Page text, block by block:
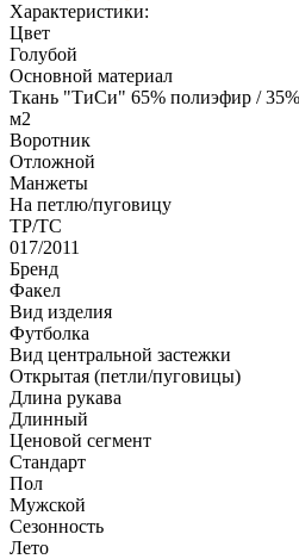
Характеристики:
Цвет
Голубой
Основной материал
Ткань "ТиСи" 65% полиэфир / 35%
м2
Воротник
Отложной
Манжеты
На петлю/пуговицу
ТР/ТС
017/2011
Бренд
Факел
Вид изделия
Футболка
Вид центральной застежки
Открытая (петли/пуговицы)
Длина рукава
Длинный
Ценовой сегмент
Стандарт
Пол
Мужской
Сезонность
Лето